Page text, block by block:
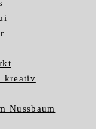
kreativ
Nussbaum